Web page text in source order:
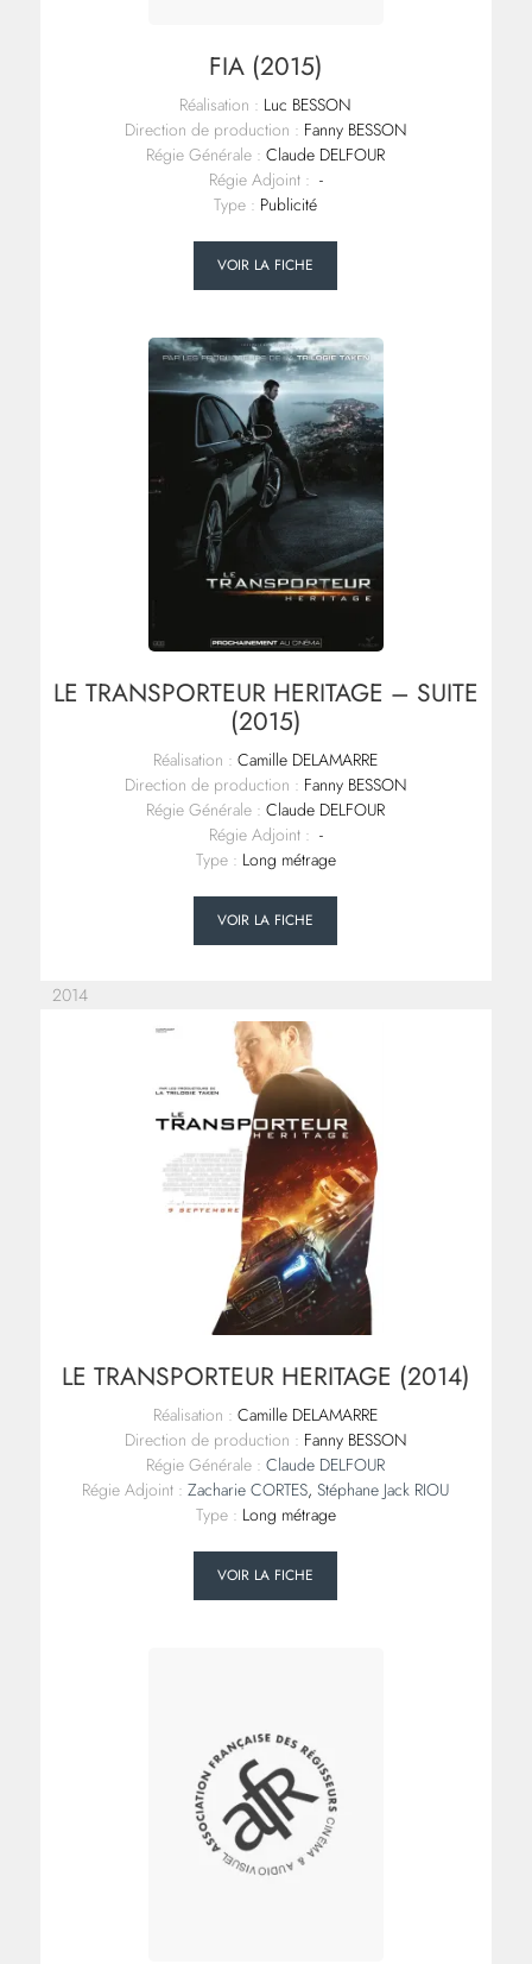
FIA (2015)
Réalisation : Luc BESSON
Direction de production : Fanny BESSON
Régie Générale : Claude DELFOUR
Régie Adjoint : -
Type : Publicité
VOIR LA FICHE
LE TRANSPORTEUR HERITAGE – SUITE
(2015)
Réalisation : Camille DELAMARRE
Direction de production : Fanny BESSON
Régie Générale : Claude DELFOUR
Régie Adjoint : -
Type : Long métrage
VOIR LA FICHE
2014
LE TRANSPORTEUR HERITAGE (2014)
Réalisation : Camille DELAMARRE
Direction de production : Fanny BESSON
Régie Générale : Claude DELFOUR
Régie Adjoint : Zacharie CORTES,Stéphane Jack RIOU
Type : Long métrage
VOIR LA FICHE